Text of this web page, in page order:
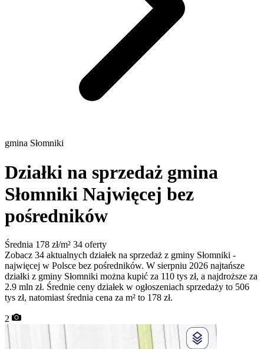
gmina Słomniki
Działki na sprzedaż gmina
Słomniki Najwięcej bez
pośredników
Średnia 178 zł/m² 34 oferty
Zobacz 34 aktualnych działek na sprzedaż z gminy Słomniki -
najwięcej w Polsce bez pośredników. W sierpniu 2026 najtańsze
działki z gminy Słomniki można kupić za 110 tys zł, a najdroższe za
2.9 mln zł. Średnie ceny działek w ogłoszeniach sprzedaży to 506
tys zł, natomiast średnia cena za m² to 178 zł.
2